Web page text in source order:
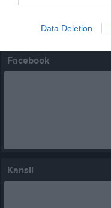
Data Deletion
Träning
Facebook
Kansli